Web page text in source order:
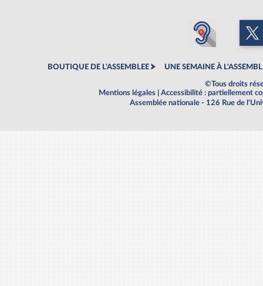
BOUTIQUE DE L'ASSEMBLEE UNE SEMAINE À
©Tous droits
Mentions légales
Accessibilité : partiellement
Assemblée nationale - 126 Rue de